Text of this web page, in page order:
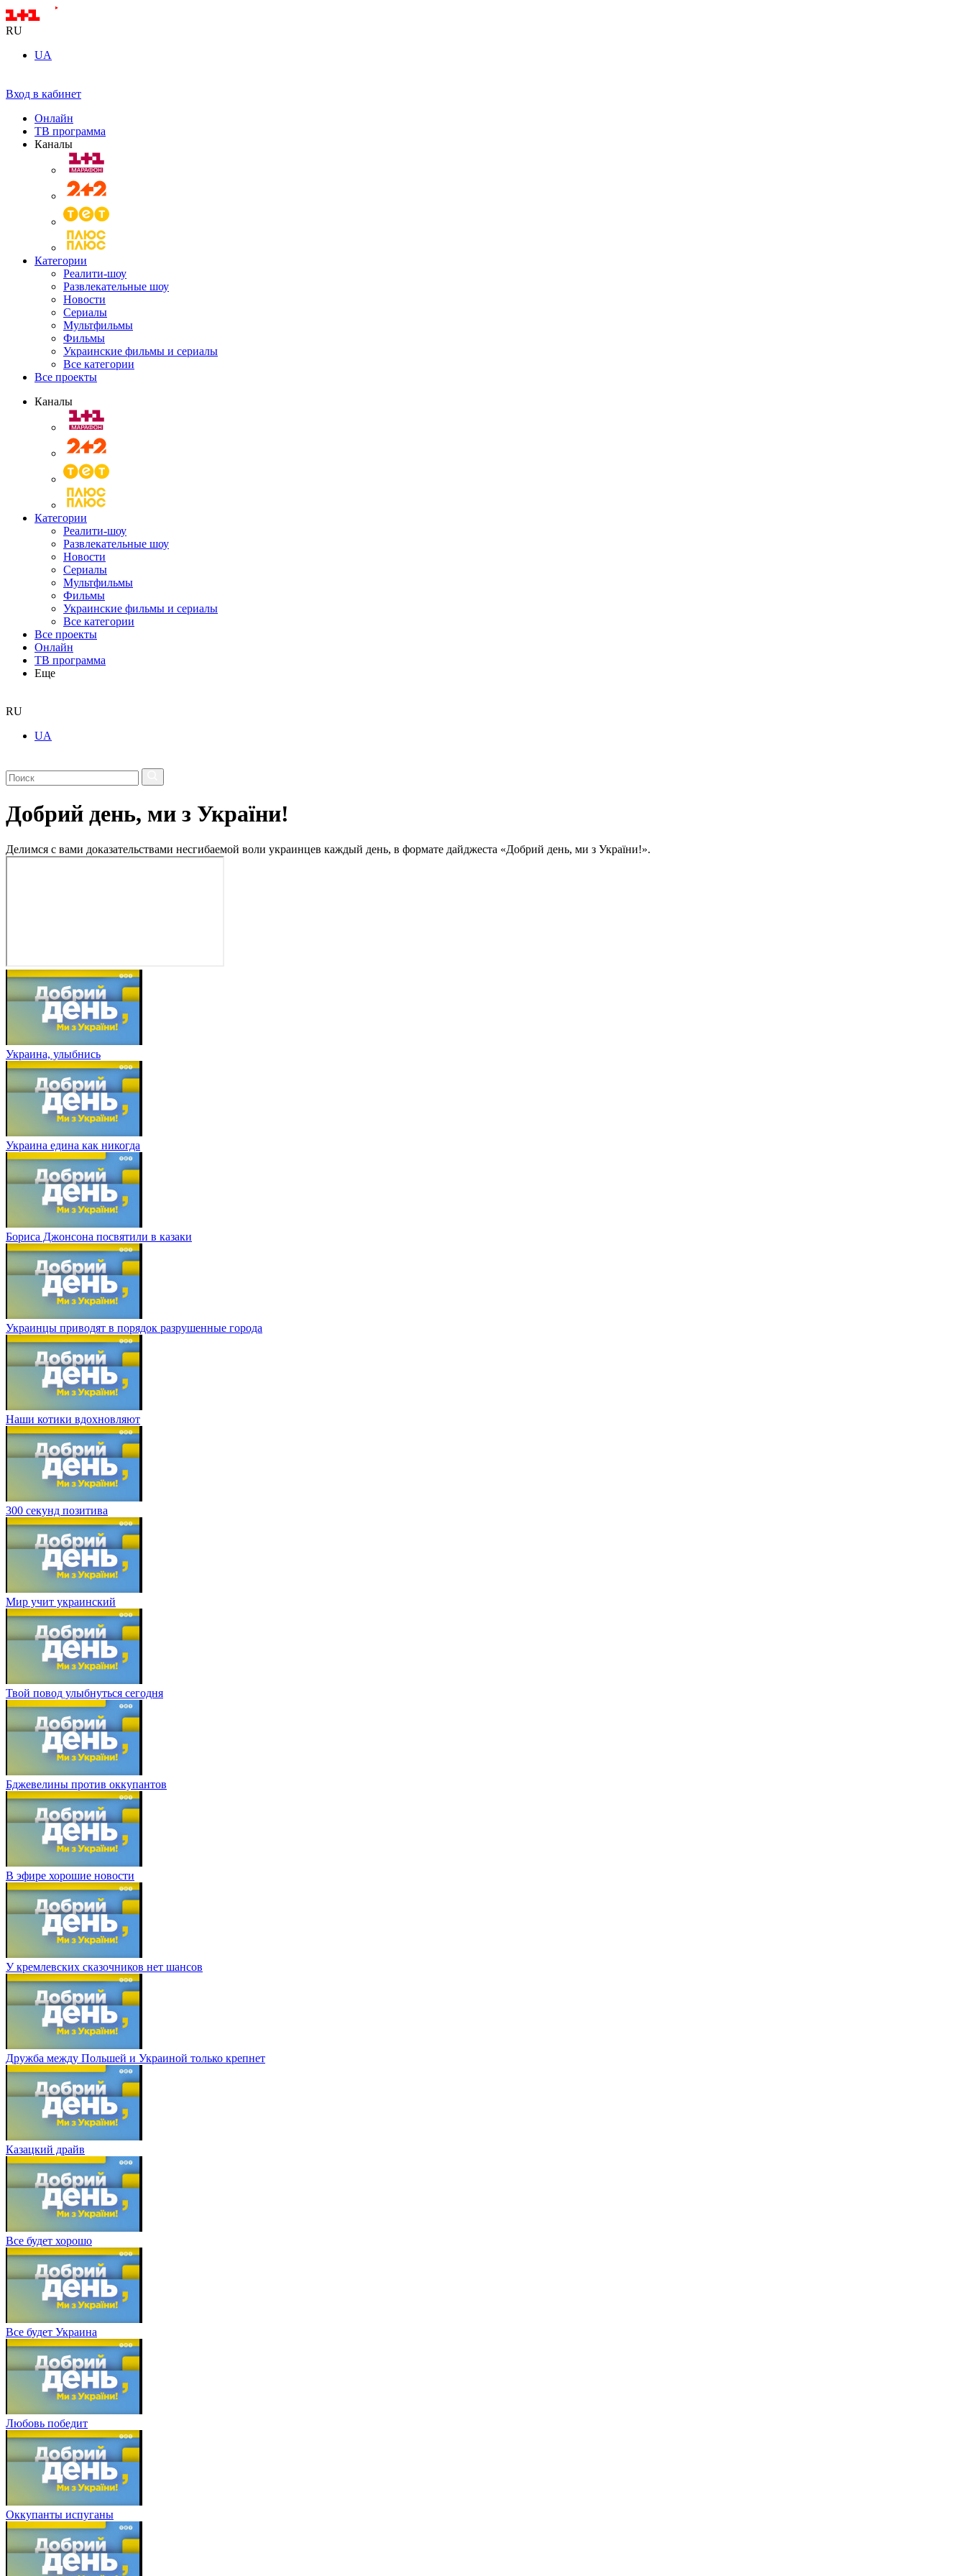
RU
UA
Вход в кабинет
Онлайн
ТВ программа
Каналы
Категории
Реалити-шоу
Развлекательные шоу
Новости
Сериалы
Мультфильмы
Фильмы
Украинские фильмы и сериалы
Все категории
Все проекты
Каналы
Категории
Реалити-шоу
Развлекательные шоу
Новости
Сериалы
Мультфильмы
Фильмы
Украинские фильмы и сериалы
Все категории
Все проекты
Онлайн
ТВ программа
Еще
RU
UA
Добрий день, ми з України!
Делимся с вами доказательствами несгибаемой воли украинцев каждый день, в формате дайджеста «Добрий день, ми з України!».
Украина, улыбнись
Украина едина как никогда
Бориса Джонсона посвятили в казаки
Украинцы приводят в порядок разрушенные города
Наши котики вдохновляют
300 секунд позитива
Мир учит украинский
Твой повод улыбнуться сегодня
Бджевелины против оккупантов
В эфире хорошие новости
У кремлевских сказочников нет шансов
Дружба между Польшей и Украиной только крепнет
Казацкий драйв
Все будет хорошо
Все будет Украина
Любовь победит
Оккупанты испуганы